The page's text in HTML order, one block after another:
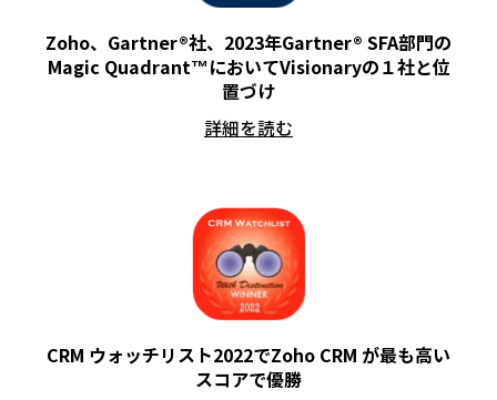
Zoho、Gartner®社、2023年Gartner® SFA部門の
Magic Quadrant™においてVisionaryの１社と位
置づけ
詳細を読む
CRM ウォッチリスト2022でZoho CRM が最も高い
スコアで優勝